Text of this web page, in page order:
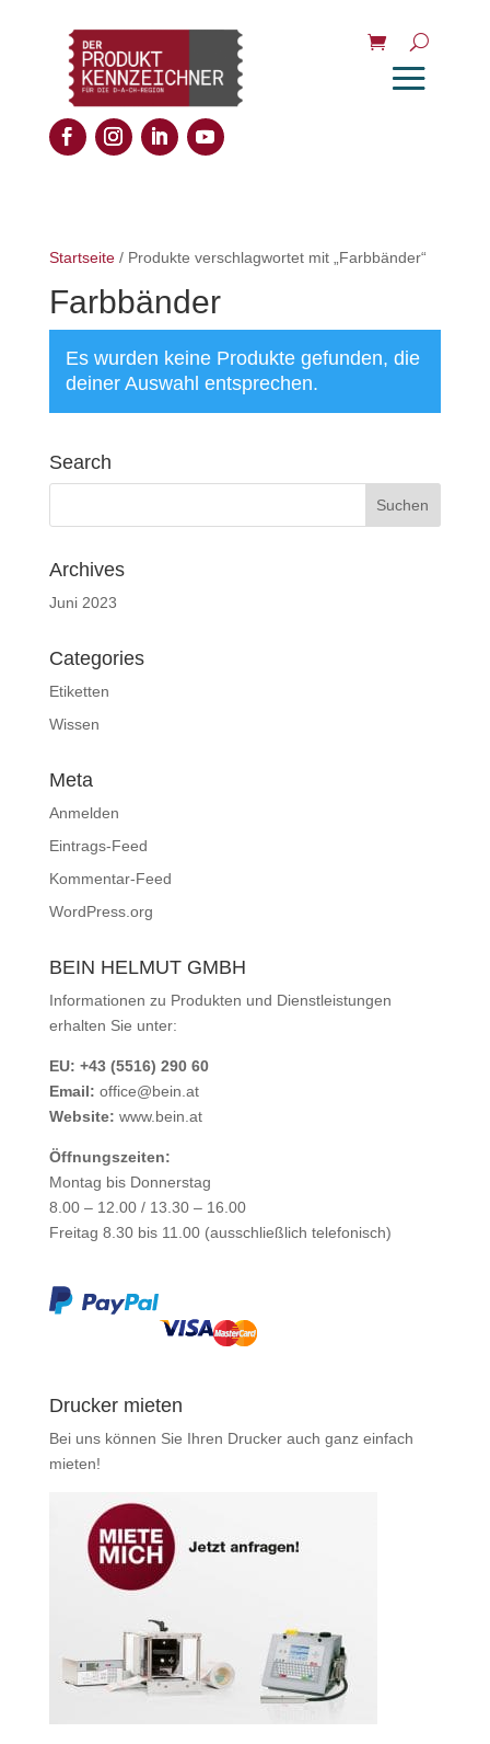
Startseite/ Produkte verschlagwortet mit „Farbbänder“
Farbbänder
Es wurden keine Produkte gefunden, die
deiner Auswahl entsprechen.
Search
Archives
Juni 2023
Categories
Etiketten
Wissen
Meta
Anmelden
Eintrags-Feed
Kommentar-Feed
WordPress.org
BEIN HELMUT GMBH
Informationen zu Produkten und Dienstleistungen
erhalten Sie unter:
EU: +43 (5516) 290 60
Email: office@bein.at
Website: www.bein.at
Öffnungszeiten:
Montag bis Donnerstag
8.00 – 12.00 / 13.30 – 16.00
Freitag 8.30 bis 11.00 (ausschließlich telefonisch)
Drucker mieten
Bei uns können Sie Ihren Drucker auch ganz einfach
mieten!